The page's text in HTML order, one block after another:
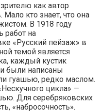
как автор
кто знает, что она
В 1918 году
работ на
«Русский пейзаж» в
темой является
каждый кустик
были написаны
гуашью, редко маслом.
цикла» —
Для серебряковских
«набросочность».